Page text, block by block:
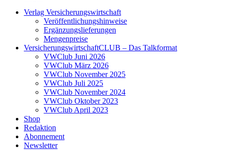
Verlag Versicherungswirtschaft
Veröffentlichungshinweise
Ergänzungslieferungen
Mengenpreise
VersicherungswirtschaftCLUB – Das Talkformat
VWClub Juni 2026
VWClub März 2026
VWClub November 2025
VWClub Juli 2025
VWClub November 2024
VWClub Oktober 2023
VWClub April 2023
Shop
Redaktion
Abonnement
Newsletter